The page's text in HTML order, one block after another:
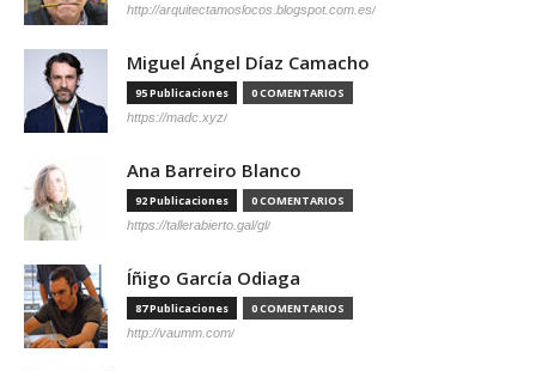
http://arquitectamoslocos.blogspot.com.es/
Miguel Ángel Díaz Camacho
95 Publicaciones 0 COMENTARIOS
https://madc.xyz/
Ana Barreiro Blanco
92 Publicaciones 0 COMENTARIOS
https://tallerabierto.gal/gl/
Íñigo García Odiaga
87 Publicaciones 0 COMENTARIOS
http://vaumm.com/